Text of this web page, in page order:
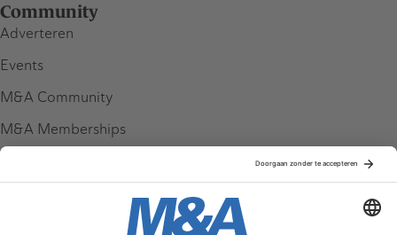
Community
Adverteren
Events
M&A Community
M&A Memberships